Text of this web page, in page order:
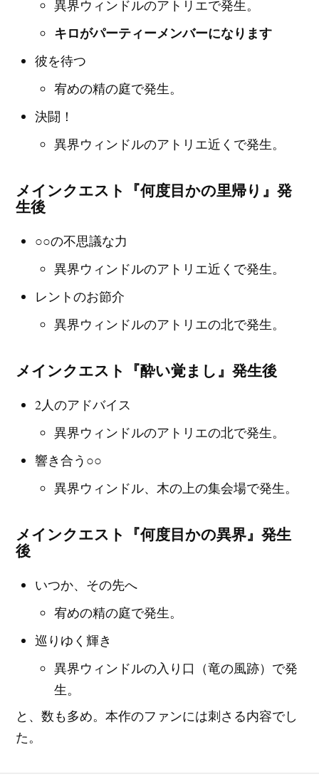
異界ウィンドルのアトリエで発生。
キロがパーティーメンバーになります
彼を待つ
宥めの精の庭で発生。
決闘！
異界ウィンドルのアトリエ近くで発生。
メインクエスト『何度目かの里帰り』発
生後
○○の不思議な力
異界ウィンドルのアトリエ近くで発生。
レントのお節介
異界ウィンドルのアトリエの北で発生。
メインクエスト『酔い覚まし』発生後
2人のアドバイス
異界ウィンドルのアトリエの北で発生。
響き合う○○
異界ウィンドル、木の上の集会場で発生。
メインクエスト『何度目かの異界』発生
後
いつか、その先へ
宥めの精の庭で発生。
巡りゆく輝き
異界ウィンドルの入り口（竜の風跡）で発
生。
と、数も多め。本作のファンには刺さる内容でし
た。